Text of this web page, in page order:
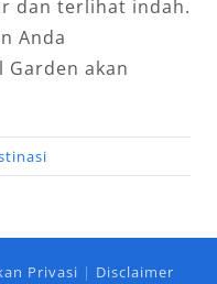
dan terlihat indah.
Anda
Garden akan
Privasi | Disclaimer